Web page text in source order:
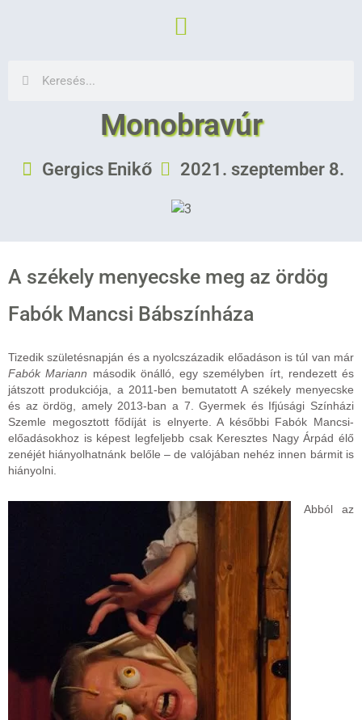
Monobravúr
Gergics Enikő 2021. szeptember 8.
A székely menyecske meg az ördög
Fabók Mancsi Bábszínháza
Tizedik születésnapján és a nyolcszázadik előadáson is túl van már
Fabók Mariann második önálló, egy személyben írt, rendezett és
játszott produkciója, a 2011-ben bemutatott A székely menyecske
és az ördög, amely 2013-ban a 7. Gyermek és Ifjúsági Színházi
Szemle megosztott fődíját is elnyerte. A későbbi Fabók Mancsi-
előadásokhoz is képest legfeljebb csak Keresztes Nagy Árpád élő
zenéjét hiányolhatnánk belőle – de valójában nehéz innen bármit is
hiányolni.
Abból az